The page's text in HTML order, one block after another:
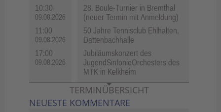
10:30
09.08.2026
28. Boule-Turnier in Bremthal
(neuer Termin mit Anmeldung)
11:00
09.08.2026
50 Jahre Tennisclub Ehlhalten,
Dattenbachhalle
17:00
09.08.2026
Jubiläumskonzert des
JugendSinfonieOrchesters des
MTK in Kelkheim
TERMINÜBERSICHT
NEUESTE KOMMENTARE